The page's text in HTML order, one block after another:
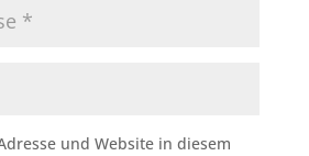
und Website in diesem